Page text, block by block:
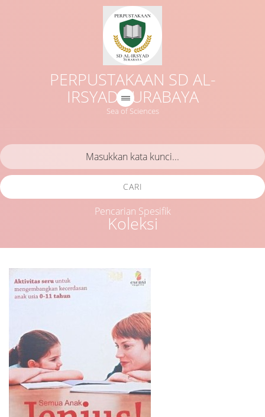
PERPUSTAKAAN SD AL-
IRSYAD SURABAYA
Sea of Sciences
Koleksi
CARI
Pencarian Spesifik